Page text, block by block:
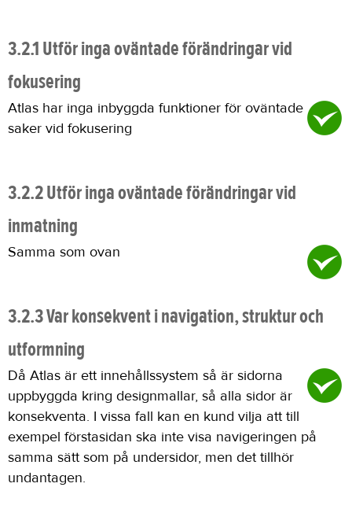
3.2.1 Utför inga oväntade förändringar vid
fokusering
Atlas har inga inbyggda funktioner för oväntade
saker vid fokusering
3.2.2 Utför inga oväntade förändringar vid
inmatning
Samma som ovan
3.2.3 Var konsekvent i navigation, struktur och
utformning
Då Atlas är ett innehållssystem så är sidorna
uppbyggda kring designmallar, så alla sidor är
konsekventa. I vissa fall kan en kund vilja att till
exempel förstasidan ska inte visa navigeringen på
samma sätt som på undersidor, men det tillhör
undantagen.